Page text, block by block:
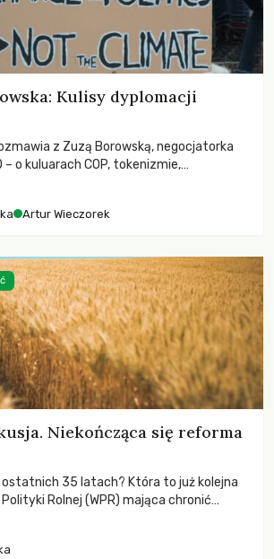
Kulisy dyplomacji
z Zuzą Borowską, negocjatorka
– o kuluarach COP, tokenizmie,
Artur Wieczorek
Niekończąca się reforma
35 latach? Która to już kolejna
Rolnej (WPR) mająca chronić